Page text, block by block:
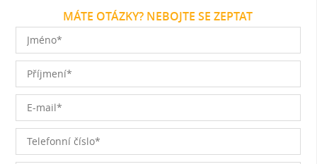
MÁTE OTÁZKY? NEBOJTE SE ZEPTAT